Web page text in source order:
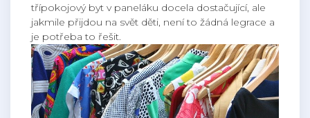
třípokojový byt v paneláku docela dostačující, ale
jakmile přijdou na svět děti, není to žádná legrace a
je potřeba to řešit.